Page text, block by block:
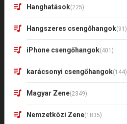
Hanghatások(225)
Hangszeres csengőhangok(91)
iPhone csengőhangok(401)
karácsonyi csengőhangok(144)
Magyar Zene(2349)
Nemzetközi Zene(1835)